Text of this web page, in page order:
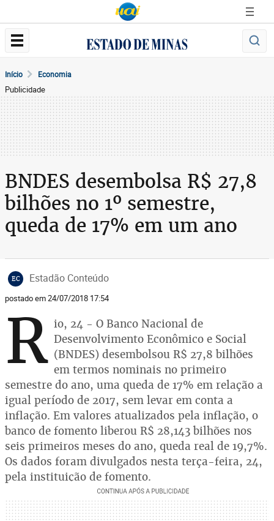
Início Economia
Publicidade
BNDES desembolsa R$ 27,8
bilhões no 1º semestre,
queda de 17% em um ano
EC Estadão Conteúdo
postado em 24/07/2018 17:54
R io, 24 - O Banco Nacional de
Desenvolvimento Econômico e Social
(BNDES) desembolsou R$ 27,8 bilhões
em termos nominais no primeiro
semestre do ano, uma queda de 17% em relação a
igual período de 2017, sem levar em conta a
inflação. Em valores atualizados pela inflação, o
banco de fomento liberou R$ 28,143 bilhões nos
seis primeiros meses do ano, queda real de 19,7%.
Os dados foram divulgados nesta terça-feira, 24,
pela instituição de fomento.